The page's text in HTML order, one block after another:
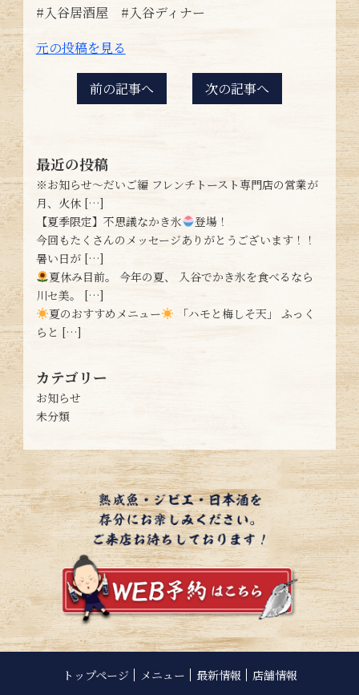
#入谷居酒屋 #入谷ディナー
元の投稿を見る
前の記事へ 次の記事へ
最近の投稿
※お知らせ〜だいご編 フレンチトースト専門店の営業が
月、火休 […]
【夏季限定】不思議なかき氷
登場！
今回もたくさんのメッセージありがとうございます！！
暑い日が […]
夏休み目前。 今年の夏、 入谷でかき氷を食べるなら
川セ美。 […]
夏のおすすめメニュー
「ハモと梅しそ天」 ふっく
らと […]
カテゴリー
お知らせ
未分類
トップページ メニュー 最新情報 店舗情報